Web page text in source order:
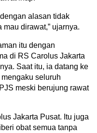
alasan tidak
dirawat,” ujarnya.
itu dengan
di RS Carolus Jakarta
Saat itu, ia datang ke
seluruh
meski berujung rawat
Jakarta Pusat. Itu juga
obat semua tanpa